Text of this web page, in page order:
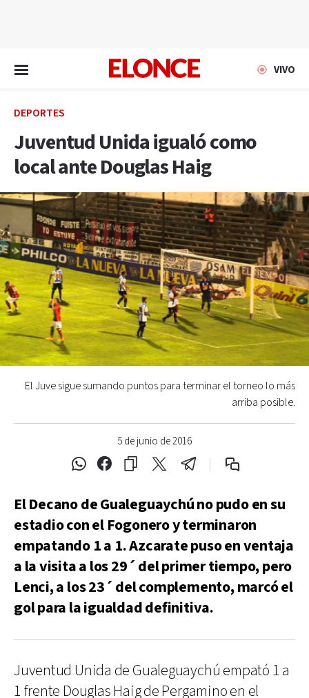
VIVO
DEPORTES
Juventud Unida igualó como
local ante Douglas Haig
5 de junio de 2016
El Juve sigue sumando puntos para terminar el torneo lo más
arriba posible.
El Decano de Gualeguaychú no pudo en su
estadio con el Fogonero y terminaron
empatando 1 a 1. Azcarate puso en ventaja
a la visita a los 29´ del primer tiempo, pero
Lenci, a los 23´ del complemento, marcó el
gol para la igualdad definitiva.
Juventud Unida de Gualeguaychú empató 1 a
1 frente Douglas Haig de Pergamino en el